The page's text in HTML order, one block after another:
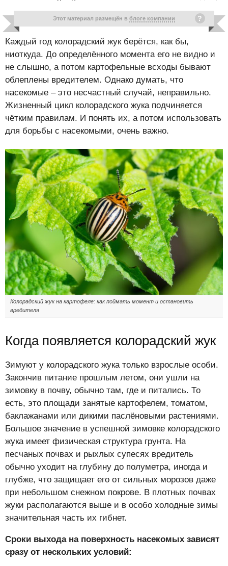
Этот материал размещён в блоге компании
Каждый год колорадский жук берётся, как бы,
ниоткуда. До определённого момента его не видно и
не слышно, а потом картофельные всходы бывают
облеплены вредителем. Однако думать, что
насекомые – это несчастный случай, неправильно.
Жизненный цикл колорадского жука подчиняется
чётким правилам. И понять их, а потом использовать
для борьбы с насекомыми, очень важно.
Колорадский жук на картофеле: как поймать момент и остановить
вредителя
Когда появляется колорадский жук
Зимуют у колорадского жука только взрослые особи.
Закончив питание прошлым летом, они ушли на
зимовку в почву, обычно там, где и питались. То
есть, это площади занятые картофелем, томатом,
баклажанами или дикими паслёновыми растениями.
Большое значение в успешной зимовке колорадского
жука имеет физическая структура грунта. На
песчаных почвах и рыхлых супесях вредитель
обычно уходит на глубину до полуметра, иногда и
глубже, что защищает его от сильных морозов даже
при небольшом снежном покрове. В плотных почвах
жуки располагаются выше и в особо холодные зимы
значительная часть их гибнет.
Сроки выхода на поверхность насекомых зависят
сразу от нескольких условий: